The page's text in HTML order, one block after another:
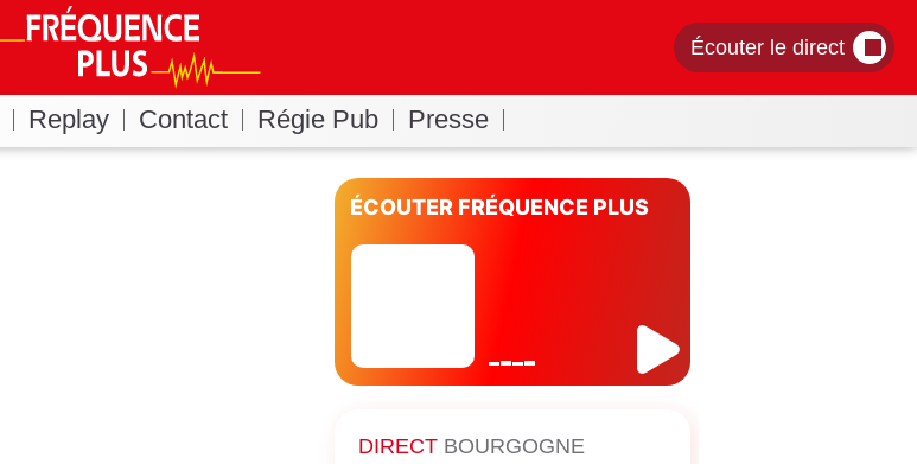
Écouter le direct
Replay Contact Régie Pub Presse
ÉCOUTER FRÉQUENCE PLUS
DIRECTBOURGOGNE